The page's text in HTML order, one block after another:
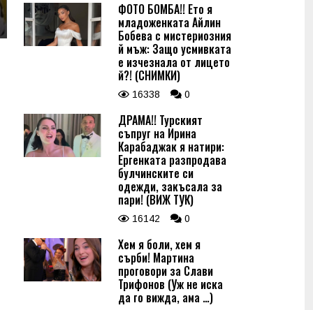
ФОТО БОМБА!! Ето я
младоженката Айлин
Бобева с мистериозния
й мъж: Защо усмивката
е изчезнала от лицето
й?! (СНИМКИ)
16338 0
ДРАМА!! Турският
съпруг на Ирина
Карабаджак я натири:
Ергенката разпродава
булчинските си
одежди, закъсала за
пари! (ВИЖ ТУК)
16142 0
Хем я боли, хем я
сърби! Мартина
проговори за Слави
Трифонов (Уж не иска
да го вижда, ама …)